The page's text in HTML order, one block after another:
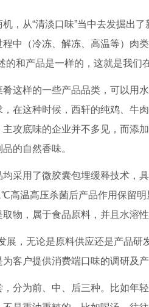
，从“清淡口味”当中去发掘出
中（冷冻、解冻、高温等）肉
的和产品是一样的，这就是我们
这样的一些产品品类，可以用
在这种时候，西轩的纯鸡、牛
攻底味的企业并不多见，而添
的自然香味。
采用了微胶囊包埋缓释技术，
高温高压杀菌后产品作用保留
物，属于食品原料，并且水溶性
展，无论是原料供应还是产品
客户提供消费端口味的调研及产
分为前、中、后三种。比如年